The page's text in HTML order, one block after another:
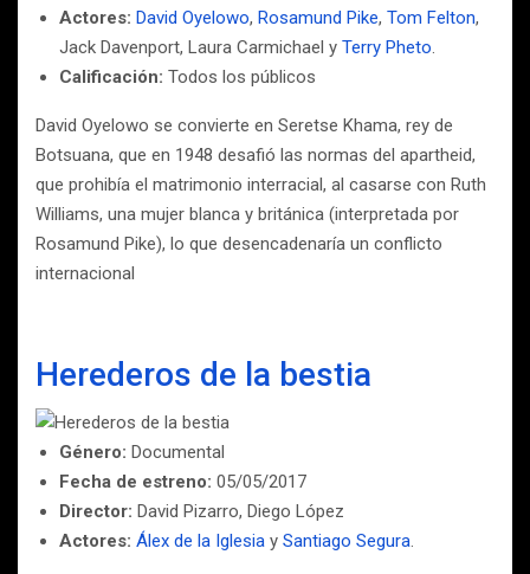
Actores: David Oyelowo, Rosamund Pike, Tom Felton,
Jack Davenport, Laura Carmichael y Terry Pheto.
Calificación: Todos los públicos
David Oyelowo se convierte en Seretse Khama, rey de
Botsuana, que en 1948 desafió las normas del apartheid,
que prohibía el matrimonio interracial, al casarse con Ruth
Williams, una mujer blanca y británica (interpretada por
Rosamund Pike), lo que desencadenaría un conflicto
internacional
Herederos de la bestia
Género: Documental
Fecha de estreno: 05/05/2017
Director: David Pizarro, Diego López
Actores: Álex de la Iglesia y Santiago Segura.